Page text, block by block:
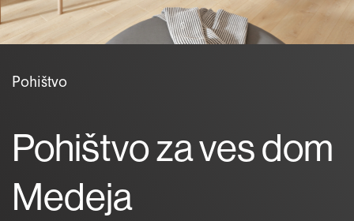
Pohištvo
Pohištvo za ves dom
Medeja